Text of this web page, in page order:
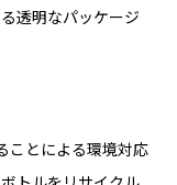
透明なパッケージ
ことによる環境対応